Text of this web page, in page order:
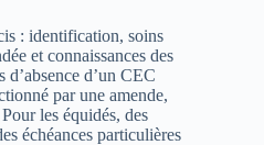
: identification, soins
et connaissances des
d’un CEC
par une amende,
Pour les équidés, des
échéances particulières